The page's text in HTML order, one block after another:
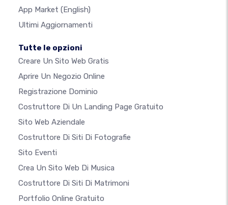
App Market (English)
Ultimi Aggiornamenti
Tutte le opzioni
Creare Un Sito Web Gratis
Aprire Un Negozio Online
Registrazione Dominio
Costruttore Di Un Landing Page Gratuito
Sito Web Aziendale
Costruttore Di Siti Di Fotografie
Sito Eventi
Crea Un Sito Web Di Musica
Costruttore Di Siti Di Matrimoni
Portfolio Online Gratuito